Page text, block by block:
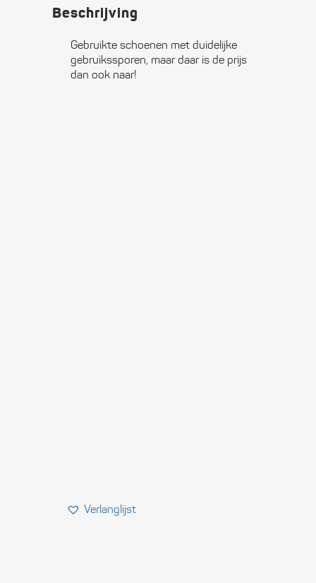
Beschrijving
Gebruikte schoenen met duidelijke
gebruikssporen, maar daar is de prijs
dan ook naar!